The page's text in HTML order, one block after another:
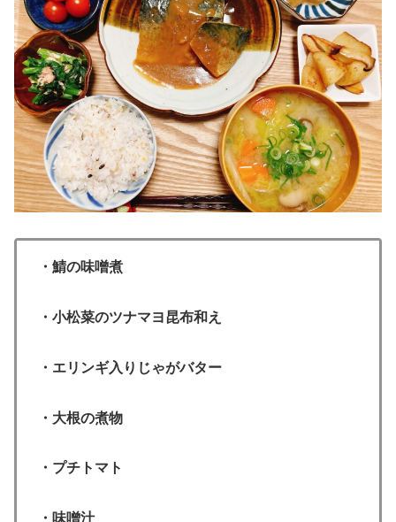
・鯖の味噌煮
・小松菜のツナマヨ昆布和え
・エリンギ入りじゃがバター
・大根の煮物
・プチトマト
・味噌汁